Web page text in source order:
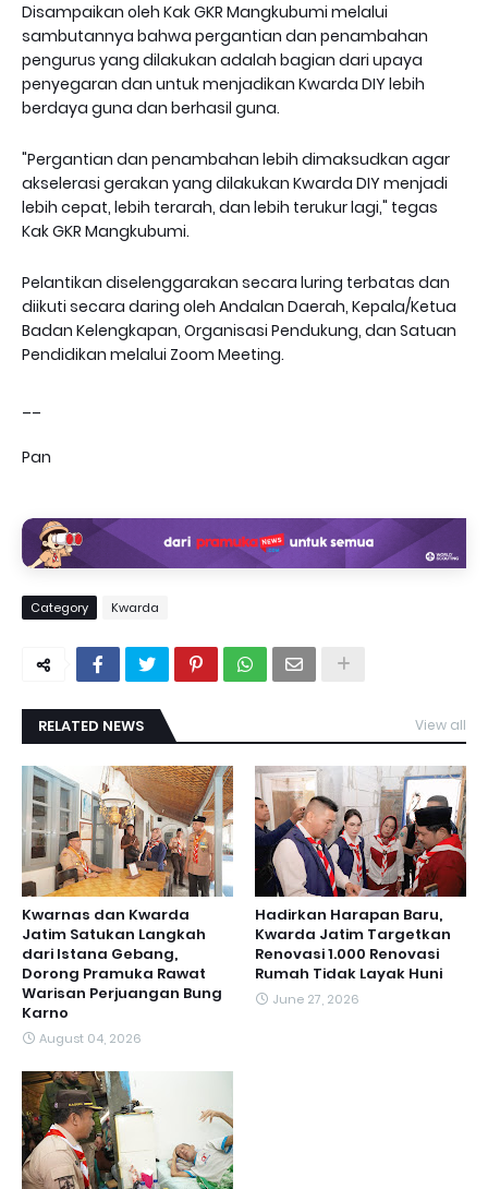
Disampaikan oleh Kak GKR Mangkubumi melalui
sambutannya bahwa pergantian dan penambahan
pengurus yang dilakukan adalah bagian dari upaya
penyegaran dan untuk menjadikan Kwarda DIY lebih
berdaya guna dan berhasil guna.
"Pergantian dan penambahan lebih dimaksudkan agar
akselerasi gerakan yang dilakukan Kwarda DIY menjadi
lebih cepat, lebih terarah, dan lebih terukur lagi," tegas
Kak GKR Mangkubumi.
Pelantikan diselenggarakan secara luring terbatas dan
diikuti secara daring oleh Andalan Daerah, Kepala/Ketua
Badan Kelengkapan, Organisasi Pendukung, dan Satuan
Pendidikan melalui Zoom Meeting.
Pan
Category Kwarda
RELATED NEWS View all
Kwarnas dan Kwarda
Jatim Satukan Langkah
dari Istana Gebang,
Dorong Pramuka Rawat
Warisan Perjuangan Bung
Karno
August 04, 2026
Hadirkan Harapan Baru,
Kwarda Jatim Targetkan
Renovasi 1.000 Renovasi
Rumah Tidak Layak Huni
June 27, 2026